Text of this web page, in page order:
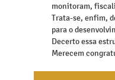
monitoram,
Trata-se, enfim,
para o
Decerto essa
Merecem